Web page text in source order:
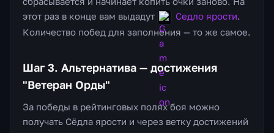
этот раз в конце вам выдадут
Седло ярости.
Количество побед для заполнения — то же самое.
Шаг 3. Альтернатива — достижения
"Ветеран Орды"
За победы в рейтинговых полях боя можно
получать Сёдла ярости и через ветку достижений